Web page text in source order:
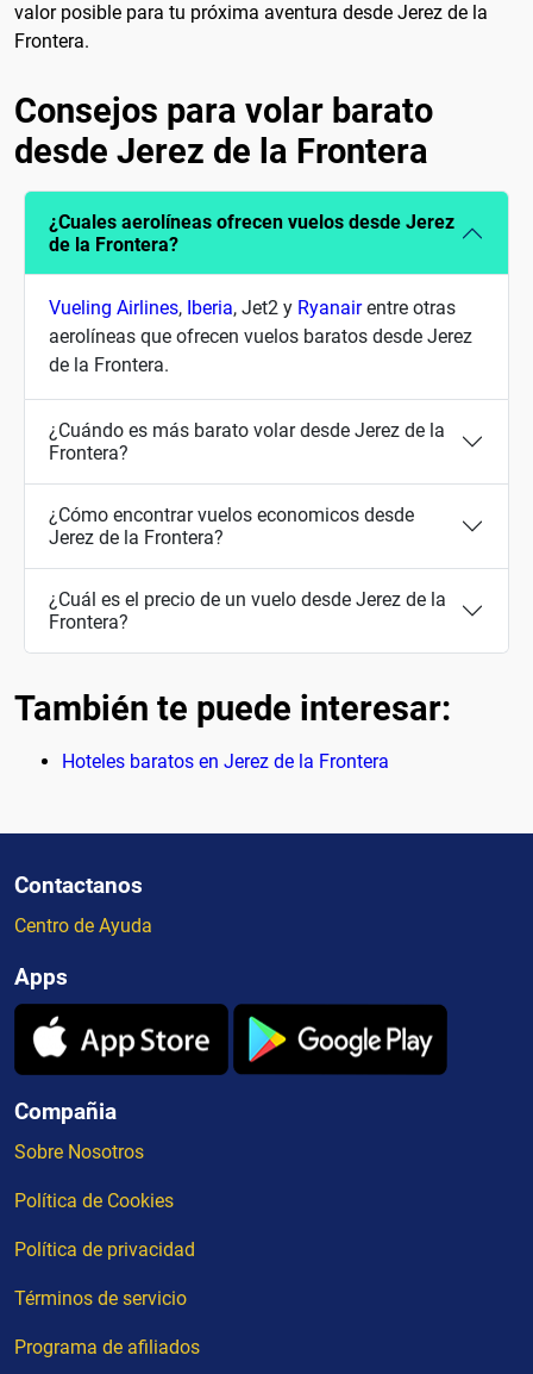
valor posible para tu próxima aventura desde Jerez de la
Frontera.
Consejos para volar barato
desde Jerez de la Frontera
¿Cuales aerolíneas ofrecen vuelos desde Jerez
de la Frontera?
Vueling Airlines, Iberia, Jet2 y Ryanairentre otras
aerolíneas que ofrecen vuelos baratos desde Jerez
de la Frontera.
¿Cuándo es más barato volar desde Jerez de la
Frontera?
¿Cómo encontrar vuelos economicos desde
Jerez de la Frontera?
¿Cuál es el precio de un vuelo desde Jerez de la
Frontera?
También te puede interesar:
Hoteles baratos en Jerez de la Frontera
Contactanos
Centro de Ayuda
Apps
Compañia
Sobre Nosotros
Política de Cookies
Política de privacidad
Términos de servicio
Programa de afiliados